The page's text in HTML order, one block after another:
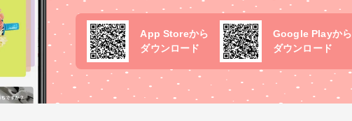
App Storeから
ダウンロード
Google Playから
ダウンロード